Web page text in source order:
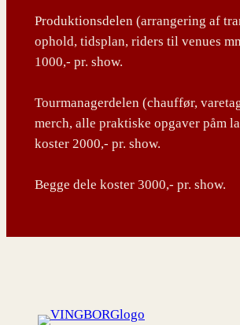
Produktionsdelen (arrangering af
ophold, tidsplan, riders til venues
1000,- pr. show.
Tourmanagerdelen (chauffør,
merch, alle praktiske opgaver påm
koster 2000,- pr. show.
Begge dele koster 3000,- pr. show.